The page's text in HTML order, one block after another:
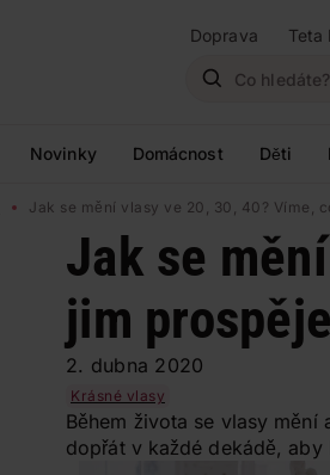
Doprava Teta
Novinky Domácnost Děti
Jak se mění vlasy ve 20, 30, 40? Víme,
Jak se
jim
2. dubna 2020
Krásné vlasy
Během života se vlasy
dopřát v každé dekádě,